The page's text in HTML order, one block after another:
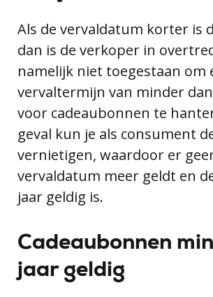
Als de vervaldatum korter is
dan is de verkoper in
namelijk niet toegestaan om
vervaltermijn van minder
voor cadeaubonnen te
geval kun je als consument
vernietigen, waardoor er
vervaldatum meer geldt en
jaar geldig is.
Cadeaubonnen
jaar geldig